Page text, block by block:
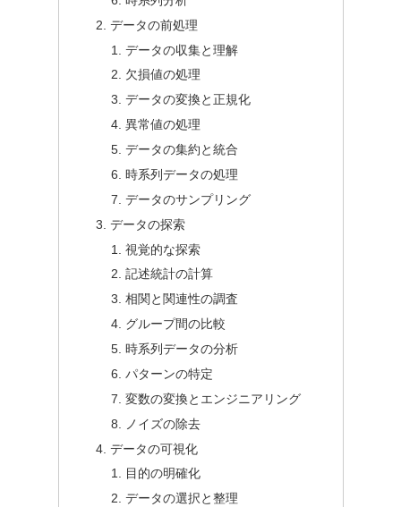
データの前処理
データの収集と理解
欠損値の処理
データの変換と正規化
異常値の処理
データの集約と統合
時系列データの処理
データのサンプリング
データの探索
視覚的な探索
記述統計の計算
相関と関連性の調査
グループ間の比較
時系列データの分析
パターンの特定
変数の変換とエンジニアリング
ノイズの除去
データの可視化
目的の明確化
データの選択と整理